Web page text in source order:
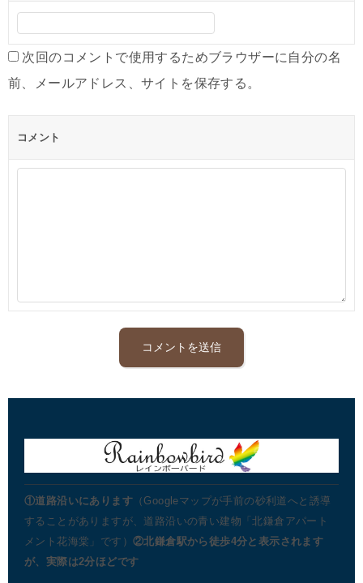
次回のコメントで使用するためブラウザーに自分の名
前、メールアドレス、サイトを保存する。
コメント
①道路沿いにあります （Googleマップが手前の砂利道へと誘導
することがありますが、道路沿いの青い建物「北鎌倉アパート
メント花海棠」です） ②北鎌倉駅から徒歩4分と表示されます
が、実際は2分ほどです